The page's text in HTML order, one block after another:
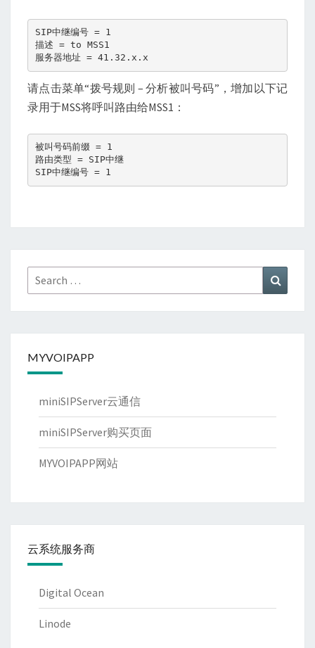
SIP中继编号 = 1
描述 = to MSS1
服务器地址 = 41.32.x.x
请点击菜单“拨号规则 – 分析被叫号码”，增加以下记
录用于MSS将呼叫路由给MSS1：
被叫号码前缀 = 1
路由类型 = SIP中继
SIP中继编号 = 1
Search
for:
MYVOIPAPP
miniSIPServer云通信
miniSIPServer购买页面
MYVOIPAPP网站
云系统服务商
Digital Ocean
Linode